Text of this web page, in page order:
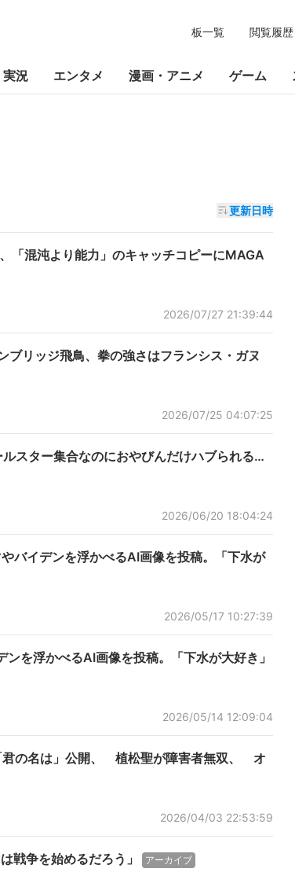
板一覧 閲覧履歴
実況 エンタメ 漫画・アニメ ゲーム
更新日時
「混沌より能力」のキャッチコピーにMAGA
2026/07/27 21:39:44
ブリッジ飛鳥、拳の強さはフランシス・ガヌ
2026/07/25 04:07:25
スター集合なのにおやびんだけハブられる…
2026/06/20 18:04:24
バイデンを浮かべるAI画像を投稿。「下水が
2026/05/17 10:27:39
を浮かべるAI画像を投稿。「下水が大好き」
2026/05/14 12:09:04
の名は」公開、 植松聖が障害者無双、 オ
2026/04/03 22:53:59
戦争を始めるだろう」 アーカイブ